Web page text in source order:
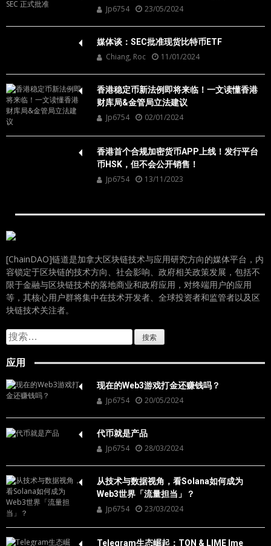
Jp6754 23/05/2024
媒体谈：SEC批准现货比特币ETF
Chiang, Roc 11/01/2024
香港稳定币新法例即将来临！一文读懂香港
财库局&金管局立法建议
Jp6754 02/01/2024
香港首个合规加密货币APP上线！发行平台
币HSK，但不会公开销售！
Jp6754 13/11/2023
[ChainDAO]链道是加拿大区块链技术与应用研究方向的媒体平台，内
容锁定于区块链的技术方向、社会影响、政府相关政策发展，包括不
限于金融与区块链技术的落地商业和政府应用，对终端用户的应用
等，其核心用户群将集中在技术开发者、全球投资者和监管者以及区
块链技术关注者。
搜
索：
应用
现在的Web3游戏打金还赚钱吗？
Jp6754 20/05/2024
代币就是产品
Jp6754 28/03/2024
从技术与数据视角，看Solana如何成为
Web3世界「流量担当」？
Jp6754 23/03/2024
Telegram生态崛起：TON & LIME Ime